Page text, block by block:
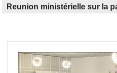
Reunion ministérielle sur la